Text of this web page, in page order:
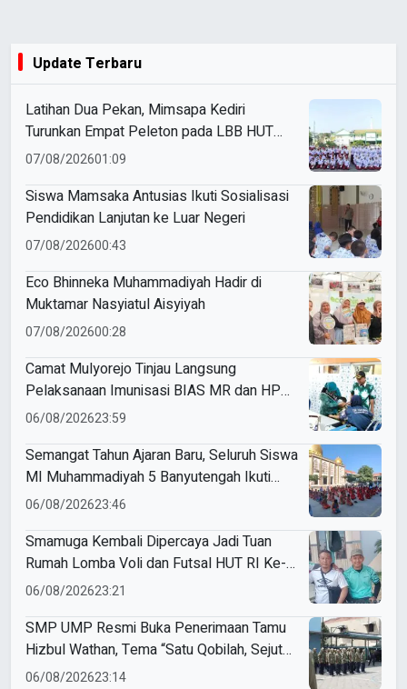
Update Terbaru
Latihan Dua Pekan, Mimsapa Kediri
Turunkan Empat Peleton pada LBB HUT
Ke-81 RI Kecamatan Pare
07/08/202601:09
Siswa Mamsaka Antusias Ikuti Sosialisasi
Pendidikan Lanjutan ke Luar Negeri
07/08/202600:43
Eco Bhinneka Muhammadiyah Hadir di
Muktamar Nasyiatul Aisyiyah
07/08/202600:28
Camat Mulyorejo Tinjau Langsung
Pelaksanaan Imunisasi BIAS MR dan HPV
di SD Muhammadiyah 18 Surabaya
06/08/202623:59
Semangat Tahun Ajaran Baru, Seluruh Siswa
MI Muhammadiyah 5 Banyutengah Ikuti
Latihan Tapak Suci Perdana
06/08/202623:46
Smamuga Kembali Dipercaya Jadi Tuan
Rumah Lomba Voli dan Futsal HUT RI Ke-
81 Kecamatan Tulangan
06/08/202623:21
SMP UMP Resmi Buka Penerimaan Tamu
Hizbul Wathan, Tema “Satu Qobilah, Sejuta
Cerita” Curi Perhatian
06/08/202623:14